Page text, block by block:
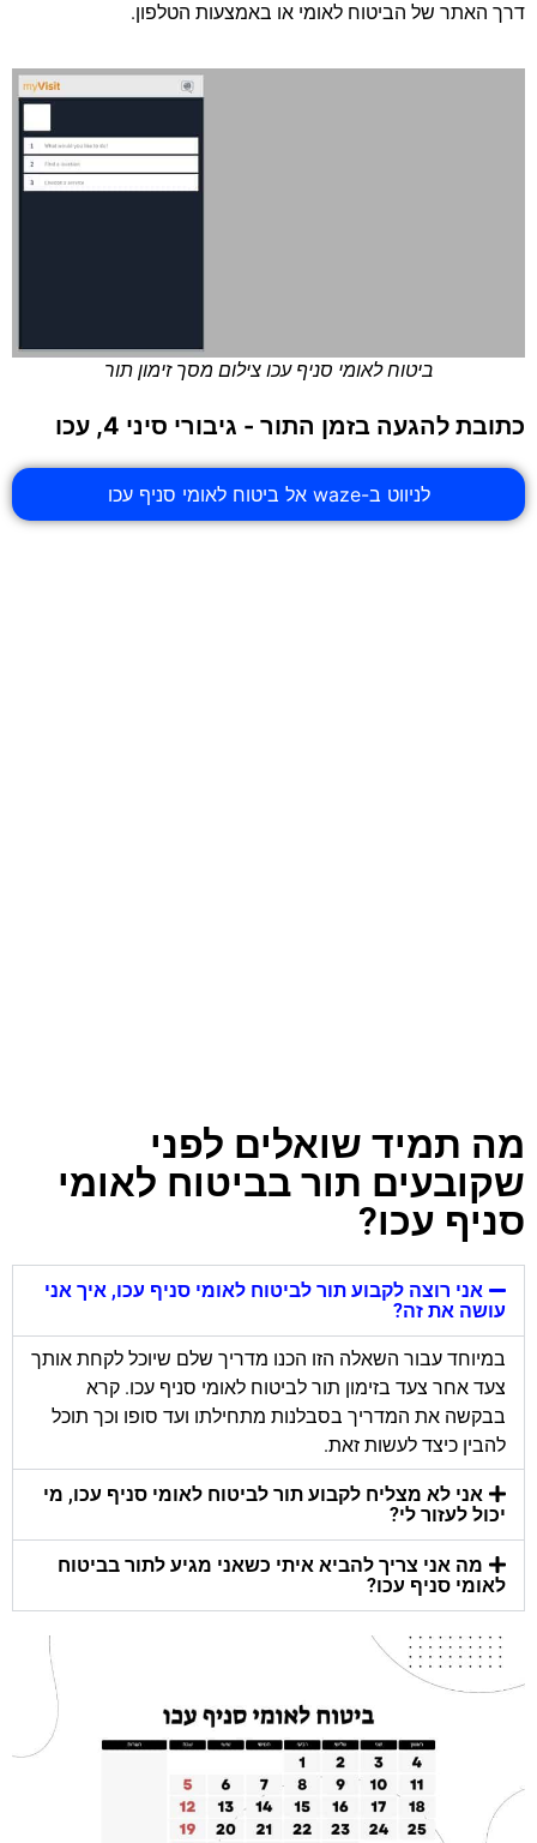
דרך האתר של הביטוח לאומי או באמצעות הטלפון.
ביטוח לאומי סניף עכו צילום מסך זימון תור
כתובת להגעה בזמן התור - גיבורי סיני 4, עכו
לניווט ב-waze אל ביטוח לאומי סניף עכו
מה תמיד שואלים לפני
שקובעים תור בביטוח לאומי
סניף עכו?
אני רוצה לקבוע תור לביטוח לאומי סניף עכו, איך אני
עושה את זה?
במיוחד עבור השאלה הזו הכנו מדריך שלם שיוכל לקחת אותך
צעד אחר צעד בזימון תור לביטוח לאומי סניף עכו. קרא
בבקשה את המדריך בסבלנות מתחילתו ועד סופו וכך תוכל
להבין כיצד לעשות זאת.
אני לא מצליח לקבוע תור לביטוח לאומי סניף עכו, מי
יכול לעזור לי?
מה אני צריך להביא איתי כשאני מגיע לתור בביטוח
לאומי סניף עכו?